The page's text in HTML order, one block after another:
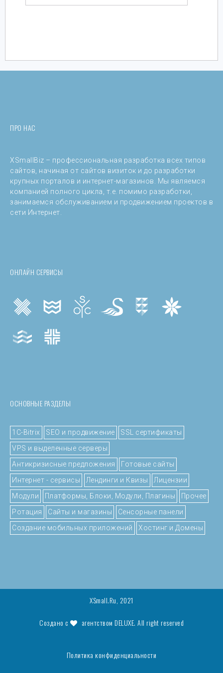
ПРО НАС
XSmallBiz – профессиональная разработка всех типов
сайтов, начиная от сайтов визиток и до разработки
крупных порталов и интернет-магазинов. Мы являемся
компанией полного цикла, т.е. помимо разработки,
занимаемся обслуживанием и продвижением проектов в
сети Интернет.
ОНЛАЙН СЕРВИСЫ
ОСНОВНЫЕ РАЗДЕЛЫ
1C-Bitrix SEO и продвижение
SSL сертификаты
VPS и выделенные серверы
Антикризисные предложения
Готовые сайты
Интернет - сервисы
Лендинги и Квизы
Лицензии
Модули
Платформы, Блоки, Модули, Плагины
Прочее
Ротация
Сайты и магазины
Сенсорные панели
Создание мобильных приложений
Хостинг и Домены
XSmall.Ru, 2021
Создано с агентством DELUXE. All right reserved
Политика конфиденциальности